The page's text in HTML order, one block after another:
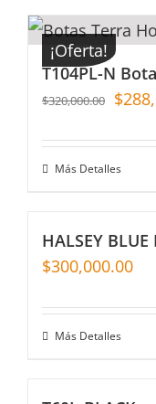
¡Oferta!
T104PL-N
$320,000.00 $
Más Detalles
HALSEY BLUE
$300,000.00
Más Detalles